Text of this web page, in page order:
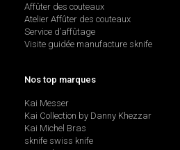
Affûter des couteaux
Atelier Affûter des couteaux
Service d’affûtage
Visite guidée manufacture sknife
Nos top marques
Kai Messer
Kai Collection by Danny Khezzar
Kai Michel Bras
sknife swiss knife